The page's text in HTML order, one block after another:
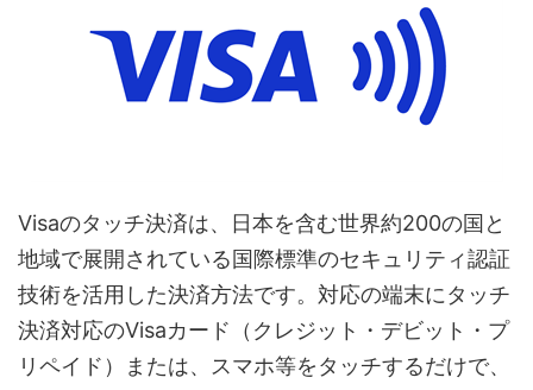
Visaのタッチ決済は、日本を含む世界約200の国と
地域で展開されている国際標準のセキュリティ認証
技術を活用した決済方法です。対応の端末にタッチ
決済対応のVisaカード（クレジット・デビット・プ
リペイド）または、スマホ等をタッチするだけで、